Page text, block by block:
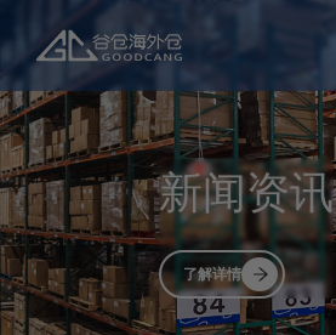
新闻资讯
了解详情